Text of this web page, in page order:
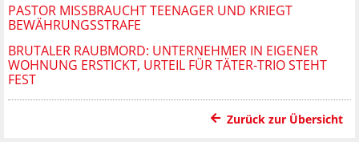
PASTOR MISSBRAUCHT TEENAGER UND KRIEGT
BEWÄHRUNGSSTRAFE
BRUTALER RAUBMORD: UNTERNEHMER IN EIGENER
WOHNUNG ERSTICKT, URTEIL FÜR TÄTER-TRIO STEHT
FEST
Zurück zur Übersicht